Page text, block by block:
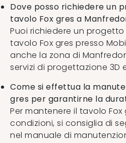
Dove posso richiedere un
tavolo Fox gres a
Puoi richiedere un
tavolo Fox gres presso
anche la zona di
servizi di progettazione 3D
Come si effettua la
gres per garantirne la
Per mantenere il tavolo
condizioni, si consiglia di
nel manuale di